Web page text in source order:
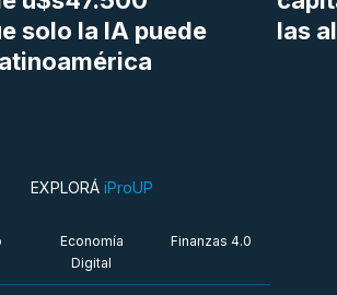
solo la IA puede
las
EXPLORÁ iProUP
Economía
Digital
Finanzas 4.0